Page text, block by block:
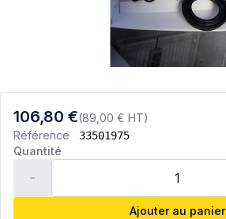
106,80 €(89,00 € HT)
Référence
33501975
Quantité
-
Ajouter au panier